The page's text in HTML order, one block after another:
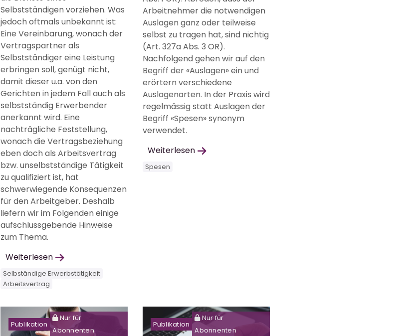
Selbstständigen vorziehen. Was
jedoch oftmals unbekannt ist:
Eine Vereinbarung, wonach der
Vertragspartner als
Selbstständiger eine Leistung
erbringen soll, genügt nicht,
damit dieser u.a. von den
Gerichten in jedem Fall auch als
selbstständig Erwerbender
anerkannt wird. Eine
nachträgliche Feststellung,
wonach die Vertragsbeziehung
eben doch als Arbeitsvertrag
bzw. unselbstständige Tätigkeit
zu qualifiziert ist, hat
schwerwiegende Konsequenzen
für den Arbeitgeber. Deshalb
liefern wir im Folgenden einige
aufschlussgebende Hinweise
zum Thema.
Weiterlesen
Selbständige Erwerbstätigkeit
Arbeitsvertrag
Arbeitnehmer die notwendigen
Auslagen ganz oder teilweise
selbst zu tragen hat, sind nichtig
(Art. 327a Abs. 3 OR).
Nachfolgend gehen wir auf den
Begriff der «Auslagen» ein und
erörtern verschiedene
Auslagenarten. In der Praxis wird
regelmässig statt Auslagen der
Begriff «Spesen» synonym
verwendet.
Weiterlesen
Spesen
Publikation
Nur für
Abonnenten
Publikation
Nur für
Abonnenten